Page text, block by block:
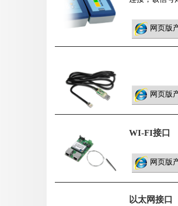
网页版
网页版
WI-FI接口
网页版
以太网接口